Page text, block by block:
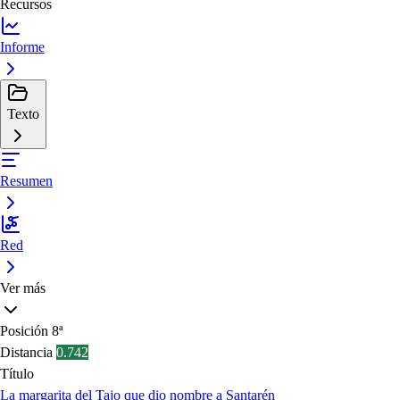
Recursos
Informe
Texto
Resumen
Red
Ver más
Posición 8ª
Distancia 0.742
Título
La margarita del Tajo que dio nombre a Santarén